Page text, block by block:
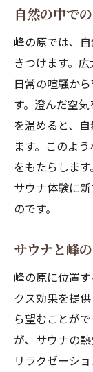
自然
サ
峰の
自然と調
自然
峰の
サウ
自然
サウ
熱気と冷
サウ
ス
温冷
自然
熱気
自然の中で
峰の原では、
きつけます。
日常の喧騒か
す。澄んだ空
を温めると、
ます。このよ
をもたらしま
サウナ体験に
のです。
サウナと峰
峰の原に位置
クス効果を提
ら望むことが
が、サウナの
リラクゼーシ